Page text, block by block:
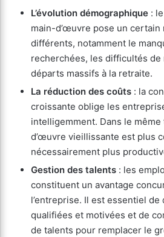
L’évolution démographique :
main-d’œuvre pose un
différents, notamment le
recherchées, les difficultés
départs massifs à la retraite.
La réduction des coûts : la
croissante oblige les
intelligemment. Dans le même
d’œuvre vieillissante est plus
nécessairement plus
Gestion des talents : les
constituent un avantage
l’entreprise. Il est essentiel
qualifiées et motivées et de
de talents pour remplacer le